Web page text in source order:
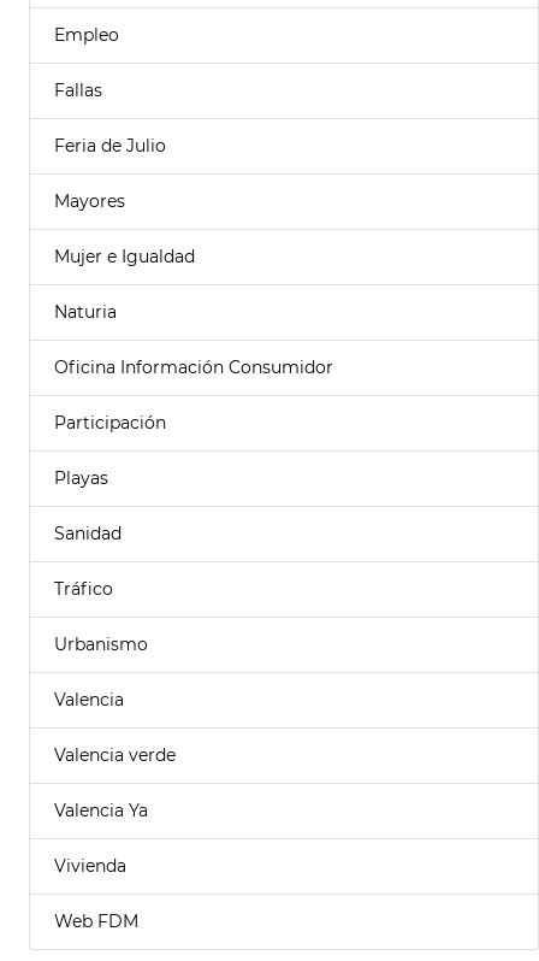
Empleo
Fallas
Feria de Julio
Mayores
Mujer e Igualdad
Naturia
Oficina Información Consumidor
Participación
Playas
Sanidad
Tráfico
Urbanismo
Valencia
Valencia verde
Valencia Ya
Vivienda
Web FDM